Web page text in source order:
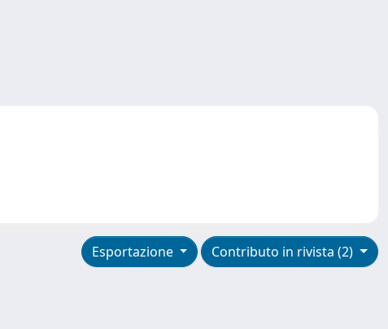
Contributo in rivista (2)
Esportazione